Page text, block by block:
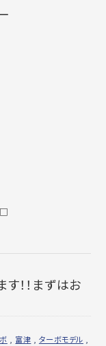
！！まずはお
富津 ターボモデル